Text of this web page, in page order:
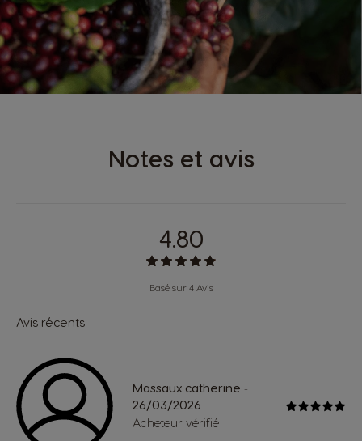
Notes et avis
4.80
Basé sur 4 Avis
Avis récents
Massaux catherine -
26/03/2026
Acheteur vérifié